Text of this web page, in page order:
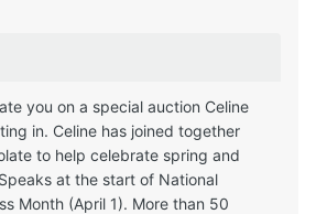
you on a special auction Celine
in. Celine has joined together
to help celebrate spring and
at the start of National
Month (April 1). More than 50